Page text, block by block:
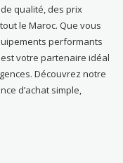
qualité, des prix
le Maroc. Que vous
performants
votre partenaire idéal
Découvrez notre
d’achat simple,